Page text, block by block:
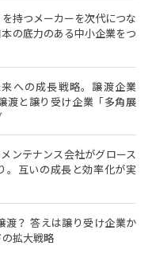
を持つメーカーを次代につな
の底力のある中小企業をつ
への成長戦略。譲渡企業
渡と譲り受け企業「多角展
ンテナンス会社がグロース
。互いの成長と効率化が実
渡？ 答えは譲り受け企業か
拡大戦略